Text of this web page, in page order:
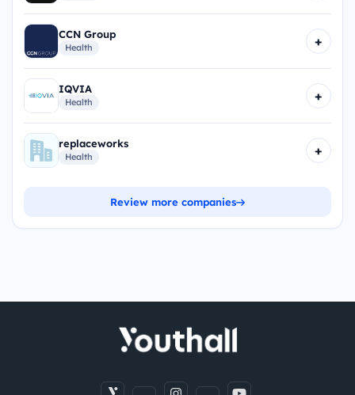
CCN Group
Health +
IQVIA
Health +
replaceworks
Health +
Review more companies